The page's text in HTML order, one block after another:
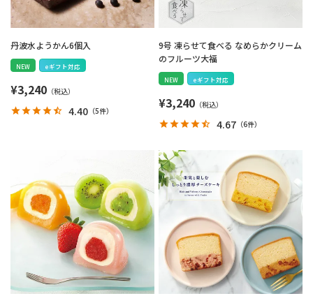
丹波水ようかん6個入
NEW eギフト対応
¥3,240
4.40 （5件）
9号 凍らせて食べる なめらかクリーム
のフルーツ大福
NEW eギフト対応
¥3,240
4.67 （6件）